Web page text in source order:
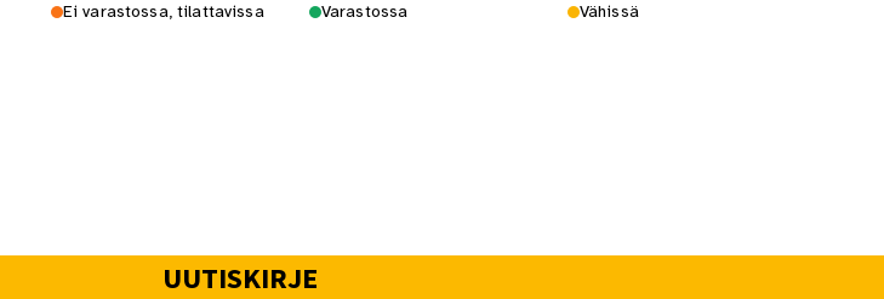
Ei varastossa, tilattavissa Varastossa Vähissä
UUTISKIRJE